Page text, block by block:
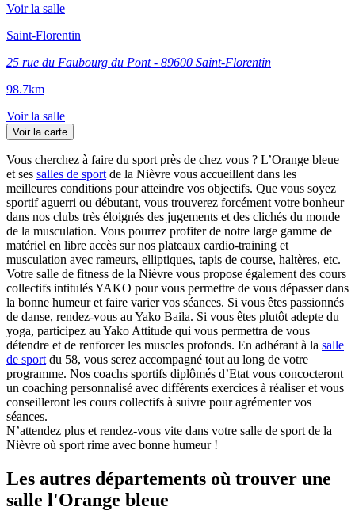
Voir la salle
Saint-Florentin
25 rue du Faubourg du Pont - 89600 Saint-Florentin
98.7km
Voir la salle
Voir la carte
Vous cherchez à faire du sport près de chez vous ? L’Orange bleue
et ses salles de sport de la Nièvre vous accueillent dans les
meilleures conditions pour atteindre vos objectifs. Que vous soyez
sportif aguerri ou débutant, vous trouverez forcément votre bonheur
dans nos clubs très éloignés des jugements et des clichés du monde
de la musculation. Vous pourrez profiter de notre large gamme de
matériel en libre accès sur nos plateaux cardio-training et
musculation avec rameurs, elliptiques, tapis de course, haltères, etc.
Votre salle de fitness de la Nièvre vous propose également des cours
collectifs intitulés YAKO pour vous permettre de vous dépasser dans
la bonne humeur et faire varier vos séances. Si vous êtes passionnés
de danse, rendez-vous au Yako Baila. Si vous êtes plutôt adepte du
yoga, participez au Yako Attitude qui vous permettra de vous
détendre et de renforcer les muscles profonds. En adhérant à la salle
de sport du 58, vous serez accompagné tout au long de votre
programme. Nos coachs sportifs diplômés d’Etat vous concocteront
un coaching personnalisé avec différents exercices à réaliser et vous
conseilleront les cours collectifs à suivre pour agrémenter vos
séances.
N’attendez plus et rendez-vous vite dans votre salle de sport de la
Nièvre où sport rime avec bonne humeur !
Les autres départements où trouver une
salle l'Orange bleue